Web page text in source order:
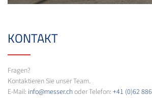
KONTAKT
Fragen?
Kontaktieren Sie unser Team.
E-Mail: info@messer.choder Telefon: +41 (0)62